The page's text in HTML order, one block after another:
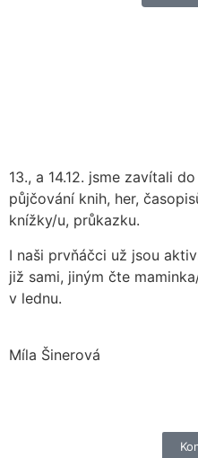
13., a 14.12. jsme zavítali
půjčování knih, her,
knížky/u, průkazku.
I naši prvňáčci už jsou
již sami, jiným čte
v lednu.
Míla Šinerová